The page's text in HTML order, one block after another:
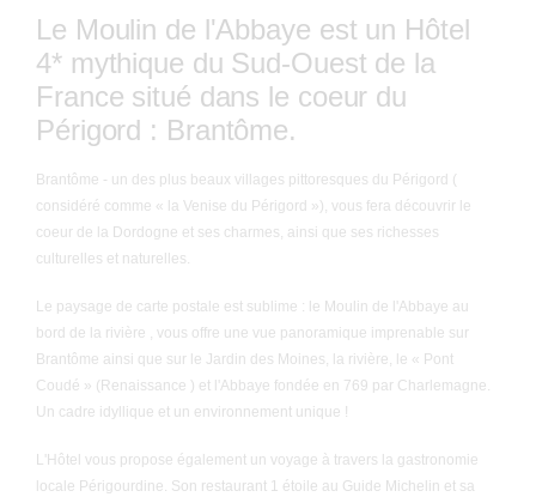
Le Moulin de l'Abbaye est un Hôtel
4* mythique du Sud-Ouest de la
France situé dans le coeur du
Périgord : Brantôme.
Brantôme - un des plus beaux villages pittoresques du Périgord (
considéré comme « la Venise du Périgord »), vous fera découvrir le
coeur de la Dordogne et ses charmes, ainsi que ses richesses
culturelles et naturelles.
Le paysage de carte postale est sublime : le Moulin de l'Abbaye au
bord de la rivière , vous offre une vue panoramique imprenable sur
Brantôme ainsi que sur le Jardin des Moines, la rivière, le « Pont
Coudé » (Renaissance ) et l'Abbaye fondée en 769 par Charlemagne.
Un cadre idyllique et un environnement unique !
L'Hôtel vous propose également un voyage à travers la gastronomie
locale Périgourdine. Son restaurant 1 étoile au Guide Michelin et sa